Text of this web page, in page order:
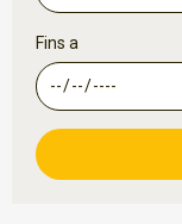
Fins a